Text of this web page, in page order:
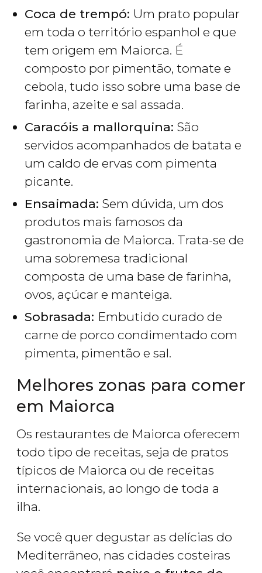
Coca de trempó: Um prato popular
em toda o território espanhol e que
tem origem em Maiorca. É
composto por pimentão, tomate e
cebola, tudo isso sobre uma base de
farinha, azeite e sal assada.
Caracóis a mallorquina: São
servidos acompanhados de batata e
um caldo de ervas com pimenta
picante.
Ensaimada: Sem dúvida, um dos
produtos mais famosos da
gastronomia de Maiorca. Trata-se de
uma sobremesa tradicional
composta de uma base de farinha,
ovos, açúcar e manteiga.
Sobrasada: Embutido curado de
carne de porco condimentado com
pimenta, pimentão e sal.
Melhores zonas para comer
em Maiorca
Os restaurantes de Maiorca oferecem
todo tipo de receitas, seja de pratos
típicos de Maiorca ou de receitas
internacionais, ao longo de toda a
ilha.
Se você quer degustar as delícias do
Mediterrâneo, nas cidades costeiras